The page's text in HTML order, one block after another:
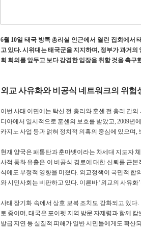
6월 10일 태국 방콕 총리실 인근에서 열린 집회에서
고 있다. 시위대는 태국군을 지지하며, 정부가 과거
회 회의를 앞두고 보다 강경한 입장을 취할 것을 촉구
외교 사유화와 비공식 네트워크의 위험
이번 사태 이면에는 탁신 전 총리와 훈센 전 총리 간
디아에서 일시적으로 훈센의 보호를 받았고, 2009년
카지노 사업 등과 얽혀 정치적 의혹의 중심에 있으며
현재 양국은 패통탄과 훈마넷이라는 차세대 지도자
사적 통화 유출은 이 비공식 경로에 대한 신뢰를 근
식에도 부정적 영향을 미쳤다. 외교정책이 국민적
와 시민사회는 비판하고 있다. 이른바 ‘외교의 사유
사태 장기화 속에서 상호 보복 조치도 강화되고 있
토 중이며, 태국은 포이펫 지역 방문 자제령과 함께
발급 지연 등 실질적 피해가 일반 시민들에게도 확산